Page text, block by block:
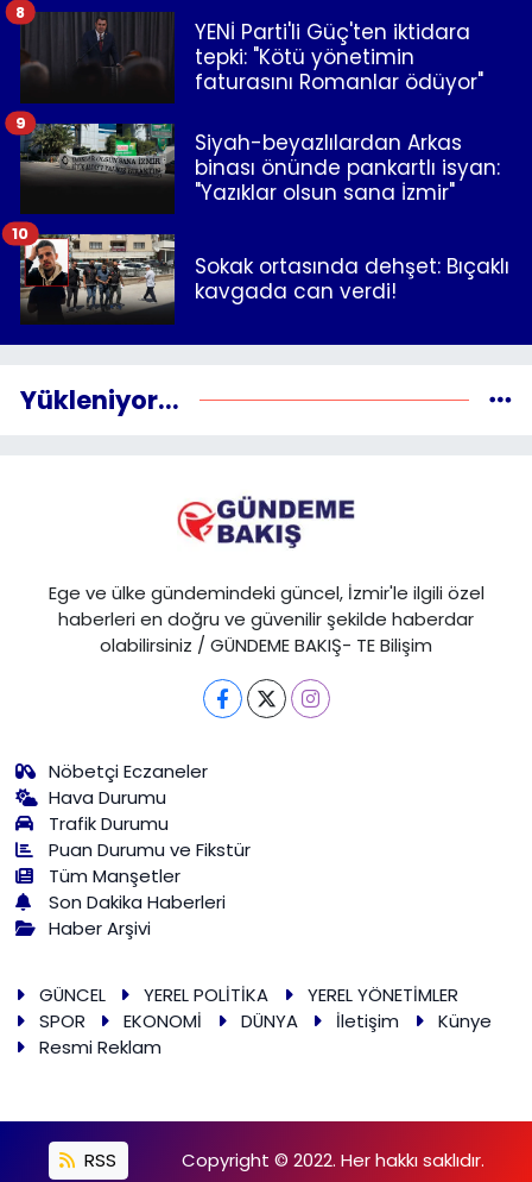
YENİ Parti'li Güç'ten iktidara
tepki: "Kötü yönetimin
faturasını Romanlar ödüyor"
8
Siyah-beyazlılardan Arkas
binası önünde pankartlı isyan:
"Yazıklar olsun sana İzmir"
9
Sokak ortasında dehşet: Bıçaklı
kavgada can verdi!
10
Yükleniyor...
Ege ve ülke gündemindeki güncel, İzmir'le ilgili özel
haberleri en doğru ve güvenilir şekilde haberdar
olabilirsiniz / GÜNDEME BAKIŞ- TE Bilişim
Nöbetçi Eczaneler
Hava Durumu
Trafik Durumu
Puan Durumu ve Fikstür
Tüm Manşetler
Son Dakika Haberleri
Haber Arşivi
GÜNCEL YEREL POLİTİKA
YEREL YÖNETİMLER
SPOR
EKONOMİ DÜNYA İletişim
Künye
Resmi Reklam
RSS Copyright © 2022. Her hakkı saklıdır.